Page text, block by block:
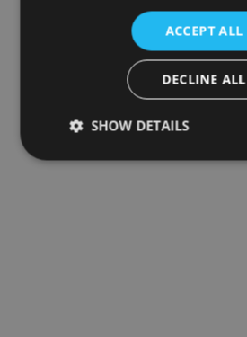
ACCEPT ALL
DECLINE ALL
SHOW DETAILS